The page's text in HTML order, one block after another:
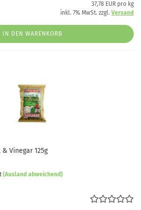
37,78 EUR pro kg
inkl. 7% MwSt. zzgl. Versand
IN DEN WARENKORB
Vinegar 125g
(Ausland abweichend)